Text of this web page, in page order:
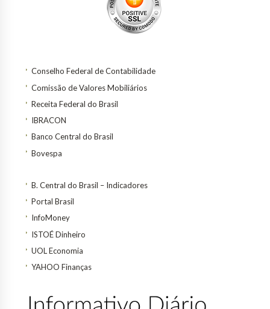
Conselho Federal de Contabilidade
Comissão de Valores Mobiliários
Receita Federal do Brasil
IBRACON
Banco Central do Brasil
Bovespa
B. Central do Brasil – Indicadores
Portal Brasil
InfoMoney
ISTOÉ Dinheiro
UOL Economia
YAHOO Finanças